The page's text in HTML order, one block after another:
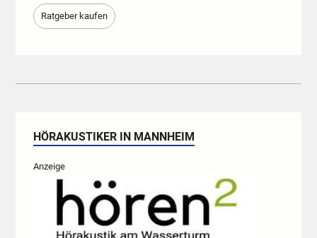
Ratgeber kaufen
HÖRAKUSTIKER IN MANNHEIM
Anzeige